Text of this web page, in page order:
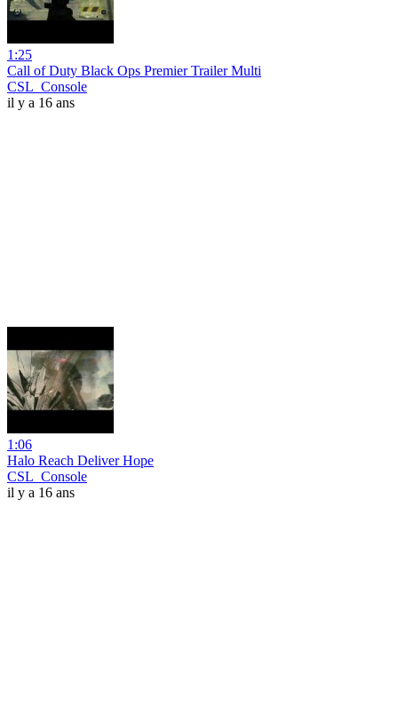
1:25
Call of Duty Black Ops Premier Trailer Multi
CSL_Console
il y a 16 ans
1:06
Halo Reach Deliver Hope
CSL_Console
il y a 16 ans